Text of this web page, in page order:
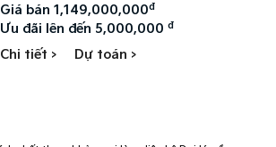
Giá bán 1,149,000,000đ
Ưu đãi lên đến 5,000,000đ
Chi tiết > Dự toán >